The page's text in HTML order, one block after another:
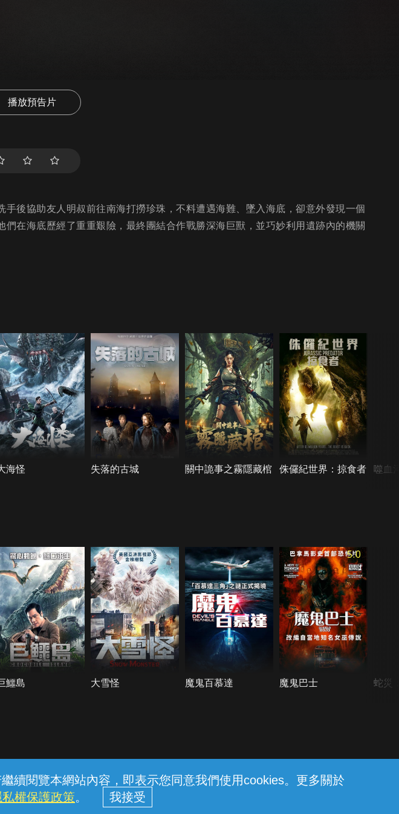
續閱覽本網站內容，即表示您同意我們使用cookies。更多關於
私權保護政策。
播放預告片
手後協助友人明叔前往南海打撈珍珠，不料遭遇海難、墜入海底，卻意外發現一個
們在海底歷經了重重艱險，最終團結合作戰勝深海巨獸，並巧妙利用遺跡內的機關
海怪 失落的古城 關中詭事之霧隱藏棺 侏儸紀世界：掠食者 噬血
鱷島 大雪怪 魔鬼百慕達
5.0
魔鬼巴士 蛇災
條款 隱私權保護
(統一編號：96979949) © 2026